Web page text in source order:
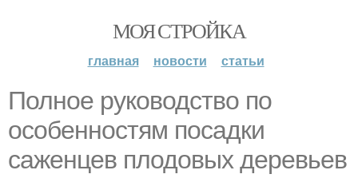
МОЯ СТРОЙКА
главная новости статьи
Полное руководство по
особенностям посадки
саженцев плодовых деревьев